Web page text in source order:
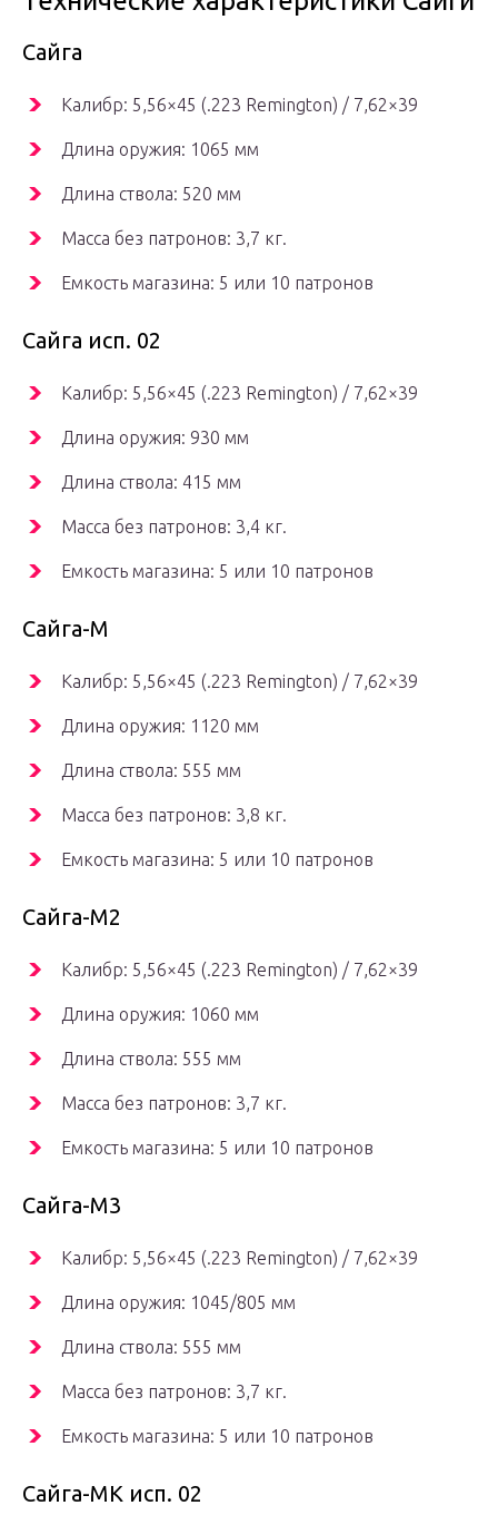
Сайга
Калибр: 5,56×45 (.223 Remington) / 7,62×39
Длина оружия: 1065 мм
Длина ствола: 520 мм
Масса без патронов: 3,7 кг.
Емкость магазина: 5 или 10 патронов
Сайга исп. 02
Калибр: 5,56×45 (.223 Remington) / 7,62×39
Длина оружия: 930 мм
Длина ствола: 415 мм
Масса без патронов: 3,4 кг.
Емкость магазина: 5 или 10 патронов
Сайга-М
Калибр: 5,56×45 (.223 Remington) / 7,62×39
Длина оружия: 1120 мм
Длина ствола: 555 мм
Масса без патронов: 3,8 кг.
Емкость магазина: 5 или 10 патронов
Сайга-М2
Калибр: 5,56×45 (.223 Remington) / 7,62×39
Длина оружия: 1060 мм
Длина ствола: 555 мм
Масса без патронов: 3,7 кг.
Емкость магазина: 5 или 10 патронов
Сайга-М3
Калибр: 5,56×45 (.223 Remington) / 7,62×39
Длина оружия: 1045/805 мм
Длина ствола: 555 мм
Масса без патронов: 3,7 кг.
Емкость магазина: 5 или 10 патронов
Сайга-МК исп. 02